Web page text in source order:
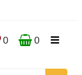
0 0